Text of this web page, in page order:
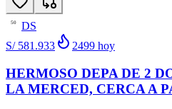
50
DS
S/ 581.933
2499 hoy
HERMOSO DEPA DE 2
LA MERCED, CERCA A